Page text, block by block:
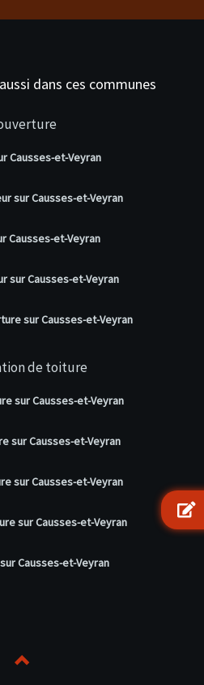
dans ces communes
Causses-et-Veyran
sur Causses-et-Veyran
Causses-et-Veyran
sur Causses-et-Veyran
sur Causses-et-Veyran
de toiture
sur Causses-et-Veyran
sur Causses-et-Veyran
sur Causses-et-Veyran
sur Causses-et-Veyran
Causses-et-Veyran